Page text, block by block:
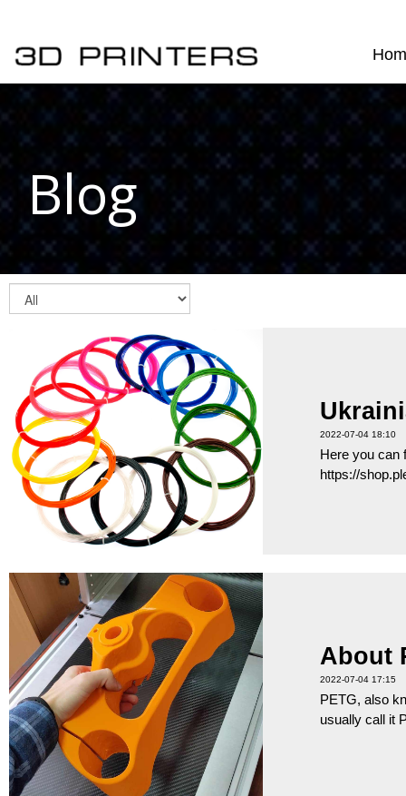
Blog
2022-07-04 18:10
Here you can
https://
About
2022-07-04 17:15
PETG, also
usually call it